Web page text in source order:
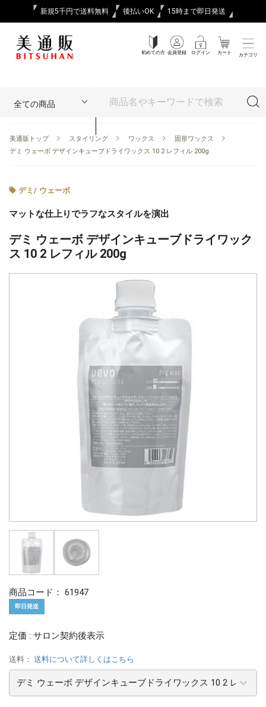
新規5千円で送料無料 後払いOK 15時まで即日発送
初めての方 会員登録 ログイン カート カテゴリ
美通販トップ スタイリング ワックス
固形ワックス
デミ ウェーボ デザインキューブドライワックス 10 2 レフィル 200g
デミ / ウェーボ
マットな仕上りでラフなスタイルを演出
デミ ウェーボ デザインキューブドライワック
ス 10 2 レフィル 200g
商品コード： 61947
即日発送
定価 : サロン契約後表示
送料： 送料について詳しくはこちら